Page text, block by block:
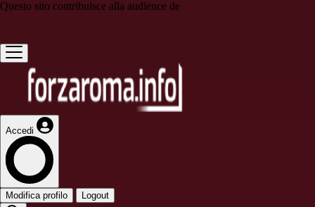
Questo sito contribuisce alla audience de
Accedi
Modifica profilo Logout